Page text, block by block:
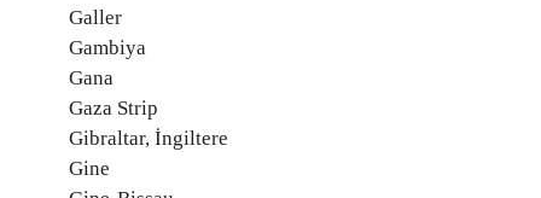
Galler
Gambiya
Gana
Gaza Strip
Gibraltar, İngiltere
Gine